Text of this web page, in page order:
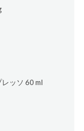
ッソ 60 ml